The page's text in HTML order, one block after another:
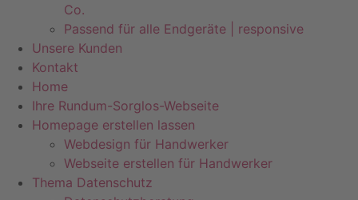
Co.
Passend für alle Endgeräte | responsive
Unsere Kunden
Kontakt
Home
Ihre Rundum-Sorglos-Webseite
Homepage erstellen lassen
Webdesign für Handwerker
Webseite erstellen für Handwerker
Thema Datenschutz